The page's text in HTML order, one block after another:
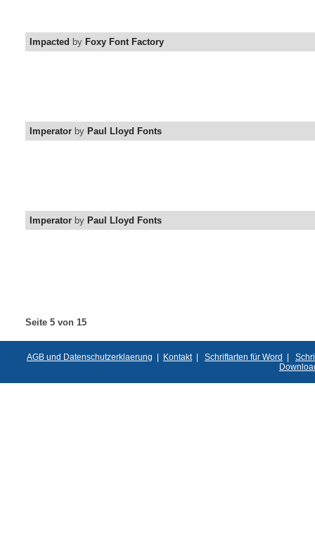
Impacted by Foxy Font Factory
Imperator by Paul Lloyd Fonts
Imperator by Paul Lloyd Fonts
Seite 5 von 15
AGB und Datenschutzerklaerung | Kontakt| Schriftarten für Word |